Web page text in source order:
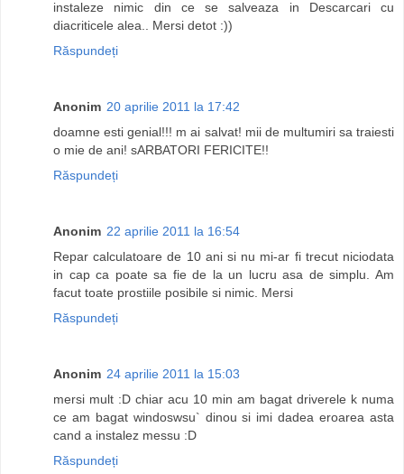
instaleze nimic din ce se salveaza in Descarcari cu
diacriticele alea.. Mersi detot :))
Răspundeți
Anonim 20 aprilie 2011 la 17:42
doamne esti genial!!! m ai salvat! mii de multumiri sa traiesti
o mie de ani! sARBATORI FERICITE!!
Răspundeți
Anonim 22 aprilie 2011 la 16:54
Repar calculatoare de 10 ani si nu mi-ar fi trecut niciodata
in cap ca poate sa fie de la un lucru asa de simplu. Am
facut toate prostiile posibile si nimic. Mersi
Răspundeți
Anonim 24 aprilie 2011 la 15:03
mersi mult :D chiar acu 10 min am bagat driverele k numa
ce am bagat windoswsu` dinou si imi dadea eroarea asta
cand a instalez messu :D
Răspundeți